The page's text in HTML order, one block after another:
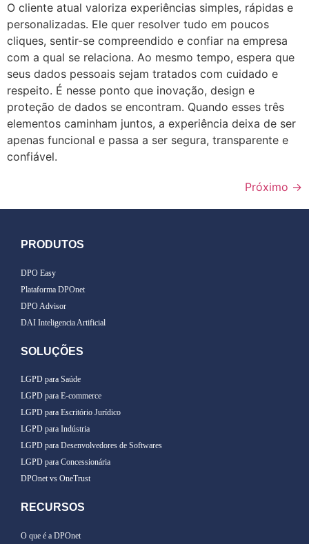
O cliente atual valoriza experiências simples, rápidas e
personalizadas. Ele quer resolver tudo em poucos
cliques, sentir-se compreendido e confiar na empresa
com a qual se relaciona. Ao mesmo tempo, espera que
seus dados pessoais sejam tratados com cuidado e
respeito. É nesse ponto que inovação, design e
proteção de dados se encontram. Quando esses três
elementos caminham juntos, a experiência deixa de ser
apenas funcional e passa a ser segura, transparente e
confiável.
Próximo →
PRODUTOS
DPO Easy
Plataforma DPOnet
DPO Advisor
DAI Inteligencia Artificial
SOLUÇÕES
LGPD para Saúde
LGPD para E-commerce
LGPD para Escritório Jurídico
LGPD para Indústria
LGPD para Desenvolvedores de Softwares
LGPD para Concessionária
DPOnet vs OneTrust
RECURSOS
O que é a DPOnet